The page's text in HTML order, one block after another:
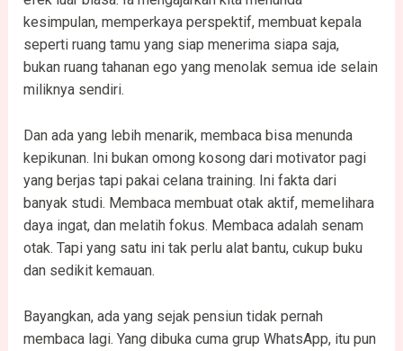
kesimpulan, memperkaya perspektif, membuat kepala
seperti ruang tamu yang siap menerima siapa saja,
bukan ruang tahanan ego yang menolak semua ide selain
miliknya sendiri.
Dan ada yang lebih menarik, membaca bisa menunda
kepikunan. Ini bukan omong kosong dari motivator pagi
yang berjas tapi pakai celana training. Ini fakta dari
banyak studi. Membaca membuat otak aktif, memelihara
daya ingat, dan melatih fokus. Membaca adalah senam
otak. Tapi yang satu ini tak perlu alat bantu, cukup buku
dan sedikit kemauan.
Bayangkan, ada yang sejak pensiun tidak pernah
membaca lagi. Yang dibuka cuma grup WhatsApp, itu pun